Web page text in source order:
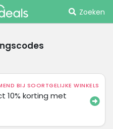
Zoeken
BIJ SOORTGELIJKE WINKELS
10% korting met